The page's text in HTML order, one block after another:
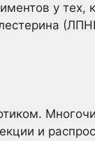
у тех,
и